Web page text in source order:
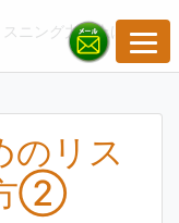
スニング力の上げ方②
のリス
②